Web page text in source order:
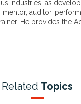
industries, as
auditor,
He provides the
Related Topics